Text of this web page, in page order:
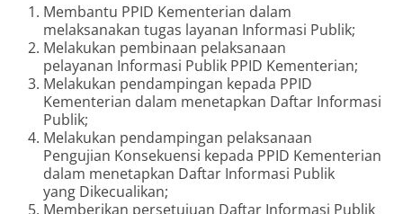
Membantu PPID Kementerian dalam
melaksanakan tugas layanan Informasi Publik;
Melakukan pembinaan pelaksanaan
pelayanan Informasi Publik PPID Kementerian;
Melakukan pendampingan kepada PPID
Kementerian dalam menetapkan Daftar Informasi
Publik;
Melakukan pendampingan pelaksanaan
Pengujian Konsekuensi kepada PPID Kementerian
dalam menetapkan Daftar Informasi Publik
yang Dikecualikan;
Memberikan persetujuan Daftar Informasi Publik